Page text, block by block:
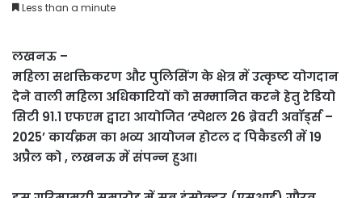
Less than a minute
लखनऊ –
महिला सशक्तिकरण और पुलिसिंग के क्षेत्र में उत्कृष्ट योगदान
देने वाली महिला अधिकारियों को सम्मानित करने हेतु रेडियो
सिटी 91.1 एफएम द्वारा आयोजित ‘स्पेशल 26 ब्रेवरी अवॉर्ड्स –
2025’ कार्यक्रम का भव्य आयोजन होटल द पिकैडली में 19
अप्रैल को , लखनऊ में संपन्न हुआ।